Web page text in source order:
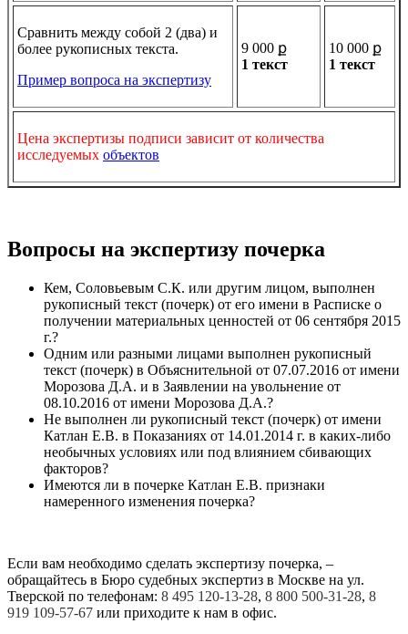
Сравнить между собой 2 (два) и
более рукописных текста.
Пример вопроса на экспертизу
9 000 ք
1 текст
10 000 ք
1 текст
Цена экспертизы подписи зависит от количества
исследуемых объектов
Вопросы на экспертизу почерка
Кем, Соловьевым С.К. или другим лицом, выполнен
рукописный текст (почерк) от его имени в Расписке о
получении материальных ценностей от 06 сентября 2015
г.?
Одним или разными лицами выполнен рукописный
текст (почерк) в Объяснительной от 07.07.2016 от имени
Морозова Д.А. и в Заявлении на увольнение от
08.10.2016 от имени Морозова Д.А.?
Не выполнен ли рукописный текст (почерк) от имени
Катлан Е.В. в Показаниях от 14.01.2014 г. в каких-либо
необычных условиях или под влиянием сбивающих
факторов?
Имеются ли в почерке Катлан Е.В. признаки
намеренного изменения почерка?
Если вам необходимо сделать экспертизу почерка, –
обращайтесь в Бюро судебных экспертиз в Москве на ул.
Тверской по телефонам: 8 495 120-13-28, 8 800 500-31-28, 8
919 109-57-67 или приходите к нам в офис.